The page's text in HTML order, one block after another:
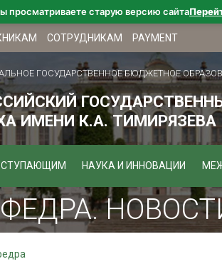
СОТРУДНИКАМ PAYMENT
ГОСУДАРСТВЕННОЕ БЮДЖЕТНОЕ
ИМЕНИ К.А. ТИМИРЯЗЕВА
НАУКА И ИННОВАЦИИ
просматриваете старую версию сайта